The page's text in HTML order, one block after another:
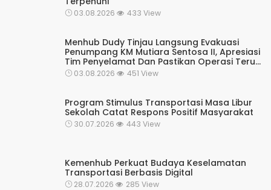
03.08.2026 433 View
Menhub Dudy Tinjau Langsung Evakuasi
Penumpang KM Mutiara Sentosa II, Apresiasi
Tim Penyelamat Dan Pastikan Operasi Terus
Berjalan
03.08.2026 451 View
Program Stimulus Transportasi Masa Libur
Sekolah Catat Respons Positif Masyarakat
30.07.2026 443 View
Kemenhub Perkuat Budaya Keselamatan
Transportasi Berbasis Digital
28.07.2026 285 View